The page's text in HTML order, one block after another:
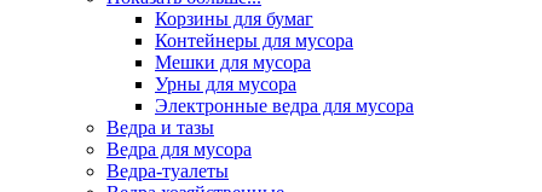
Корзины для бумаг
Контейнеры для мусора
Мешки для мусора
Урны для мусора
Электронные ведра для мусора
Ведра и тазы
Ведра для мусора
Ведра-туалеты